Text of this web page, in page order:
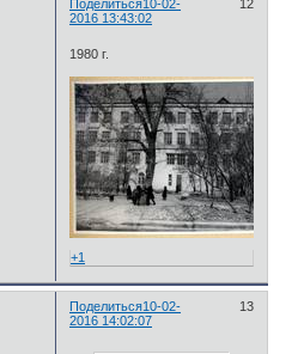
Поделиться 12
10-02-
2016 13:43:02
1980 г.
+1
Поделиться 13
10-02-
2016 14:02:07